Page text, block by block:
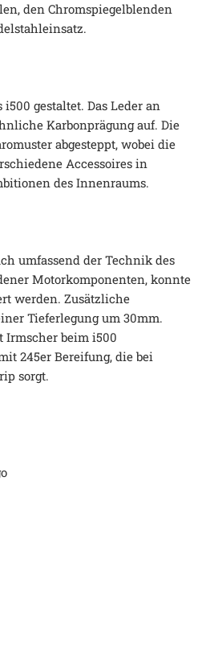
den Chromspiegelblenden
gestaltet. Das Leder an
Karbonprägung auf. Die
abgesteppt, wobei die
Accessoires in
des Innenraums.
umfassend der Technik des
Motorkomponenten, konnte
werden. Zusätzliche
Tieferlegung um 30mm.
Irmscher beim i500
245er Bereifung, die bei
sorgt.